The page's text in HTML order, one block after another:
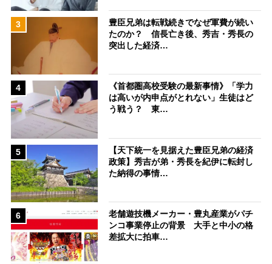
3
豊臣兄弟は転戦続きでなぜ軍費が続い
たのか？ 信長亡き後、秀吉・秀長の
突出した経済…
4
《首都圏高校受験の最新事情》「学力
は高いが内申点がとれない」生徒はど
う戦う？ 東…
5
【天下統一を見据えた豊臣兄弟の経済
政策】秀吉が弟・秀長を紀伊に転封し
た納得の事情…
6
老舗遊技機メーカー・豊丸産業がパチ
ンコ事業停止の背景 大手と中小の格
差拡大に拍車…